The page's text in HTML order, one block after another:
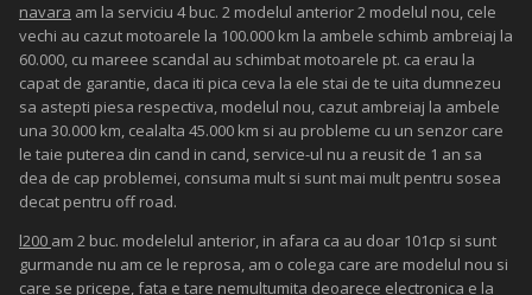
navara am la serviciu 4 buc. 2 modelul anterior 2 modelul nou, cele
vechi au cazut motoarele la 100.000 km la ambele schimb ambreiaj la
60.000, cu mareee scandal au schimbat motoarele pt. ca erau la
capat de garantie, daca iti pica ceva la ele stai de te uita dumnezeu
sa astepti piesa respectiva, modelul nou, cazut ambreiaj la ambele
una 30.000 km, cealalta 45.000 km si au probleme cu un senzor care
le taie puterea din cand in cand, service-ul nu a reusit de 1 an sa
dea de cap problemei, consuma mult si sunt mai mult pentru sosea
decat pentru off road.
l200 am 2 buc. modelelul anterior, in afara ca au doar 101cp si sunt
gurmande nu am ce le reprosa, am o colega care are modelul nou si
care se pricepe, fata e tare nemultumita deoarece electronica e la